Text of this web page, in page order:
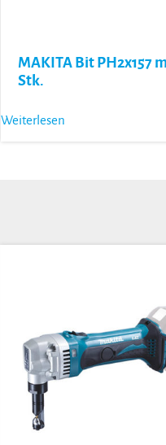
MAKITA Bit PH2x157
Stk.
Weiterlesen